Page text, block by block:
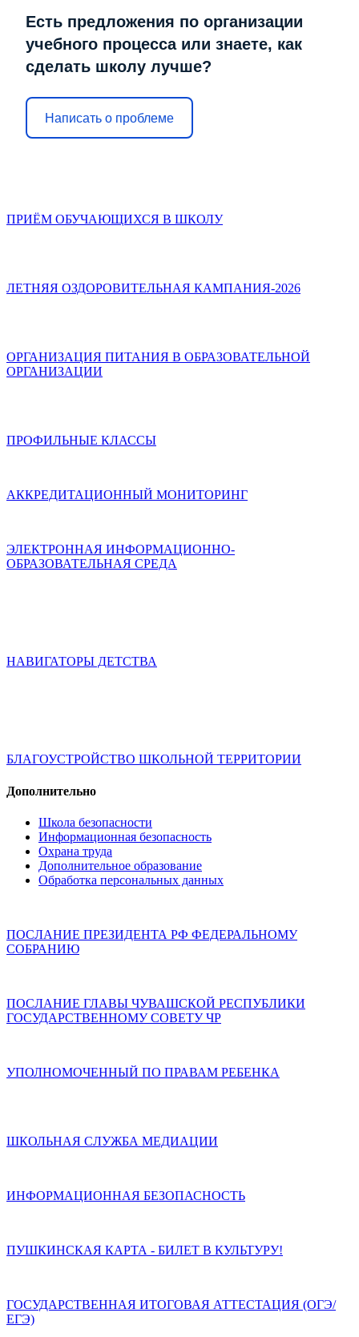
Есть предложения по организации
учебного процесса или знаете, как
сделать школу лучше?
Написать о проблеме
ПРИЁМ ОБУЧАЮЩИХСЯ В ШКОЛУ
ЛЕТНЯЯ ОЗДОРОВИТЕЛЬНАЯ КАМПАНИЯ-2026
ОРГАНИЗАЦИЯ ПИТАНИЯ В ОБРАЗОВАТЕЛЬНОЙ
ОРГАНИЗАЦИИ
ПРОФИЛЬНЫЕ КЛАССЫ
АККРЕДИТАЦИОННЫЙ МОНИТОРИНГ
ЭЛЕКТРОННАЯ ИНФОРМАЦИОННО-
ОБРАЗОВАТЕЛЬНАЯ СРЕДА
НАВИГАТОРЫ ДЕТСТВА
БЛАГОУСТРОЙСТВО ШКОЛЬНОЙ ТЕРРИТОРИИ
Дополнительно
Школа безопасности
Информационная безопасность
Охрана труда
Дополнительное образование
Обработка персональных данных
ПОСЛАНИЕ ПРЕЗИДЕНТА РФ ФЕДЕРАЛЬНОМУ
СОБРАНИЮ
ПОСЛАНИЕ ГЛАВЫ ЧУВАШСКОЙ РЕСПУБЛИКИ
ГОСУДАРСТВЕННОМУ СОВЕТУ ЧР
УПОЛНОМОЧЕННЫЙ ПО ПРАВАМ РЕБЕНКА
ШКОЛЬНАЯ СЛУЖБА МЕДИАЦИИ
ИНФОРМАЦИОННАЯ БЕЗОПАСНОСТЬ
ПУШКИНСКАЯ КАРТА - БИЛЕТ В КУЛЬТУРУ!
ГОСУДАРСТВЕННАЯ ИТОГОВАЯ АТТЕСТАЦИЯ (ОГЭ/
ЕГЭ)